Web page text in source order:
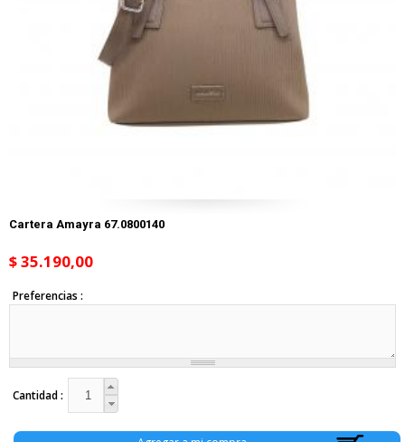
Cartera Amayra 67.0800140
$ 35.190,00
Preferencias
Cantidad